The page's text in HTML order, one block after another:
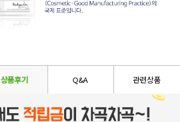
상품후기 Q&A 관련상품